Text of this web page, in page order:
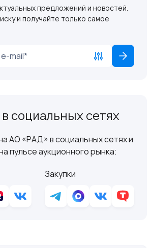
предложений и новостей.
и получайте только самое
социальных сетях
АО «РАД» в социальных сетях и
пульсе аукционного рынка:
Закупки